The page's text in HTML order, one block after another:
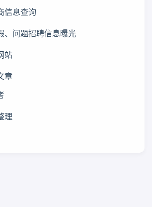
信息查询
、问题招聘信息曝光
站
章
理